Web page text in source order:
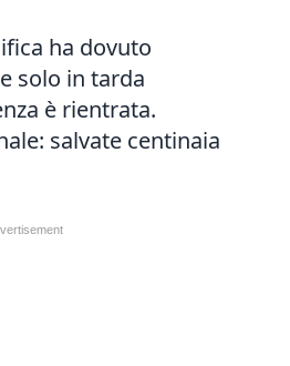
ha dovuto
solo in tarda
è rientrata.
salvate centinaia